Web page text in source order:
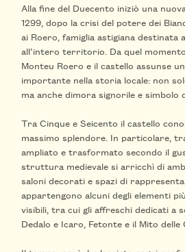
Alla fine del Duecento iniziò una
1299, dopo la crisi del potere dei
ai Roero, famiglia astigiana
all’intero territorio. Da quel
Monteu Roero e il castello assunse
importante nella storia locale: non
ma anche dimora signorile e simbolo
Tra Cinque e Seicento il castello
massimo splendore. In particolare,
ampliato e trasformato secondo il
struttura medievale si arricchì di
saloni decorati e spazi di
appartengono alcuni degli elementi
visibili, tra cui gli affreschi dedicati a
Dedalo e Icaro, Fetonte e il Mito delle